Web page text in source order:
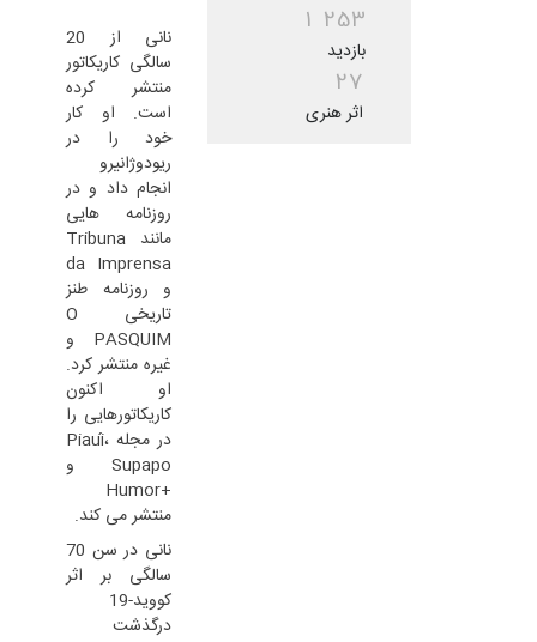
1 253
بازدید
27
اثر هنری
نانی از 20
سالگی کاریکاتور
منتشر کرده
است. او کار
خود را در
ریودوژانیرو
انجام داد و در
روزنامه هایی
مانند Tribuna
da Imprensa
و روزنامه طنز
تاریخی O
PASQUIM و
غیره منتشر کرد.
او اکنون
کاریکاتورهایی را
در مجله Piauí،
Supapo و
+Humor
منتشر می کند.
نانی در سن 70
سالگی بر اثر
کووید-19
درگذشت